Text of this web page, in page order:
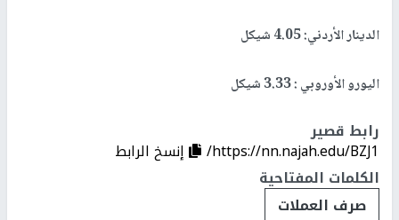
الدينار الأردني: 4.05 شيكل
اليورو الأوروبي : 3.33 شيكل
رابط قصير
https://nn.najah.edu/BZJ1/
إنسخ الرابط
الكلمات المفتاحية
صرف العملات